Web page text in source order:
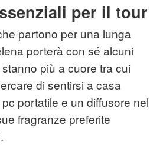
per il tour
partono per una lunga
porterà con sé alcuni
più a cuore tra cui
di sentirsi a casa
portatile e un diffusore nel
fragranze preferite